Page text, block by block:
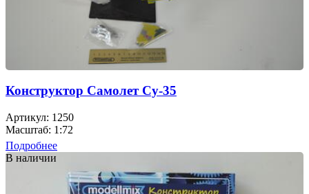
Конструктор Самолет Су-35
Артикул: 1250
Масштаб: 1:72
Подробнее
В наличии